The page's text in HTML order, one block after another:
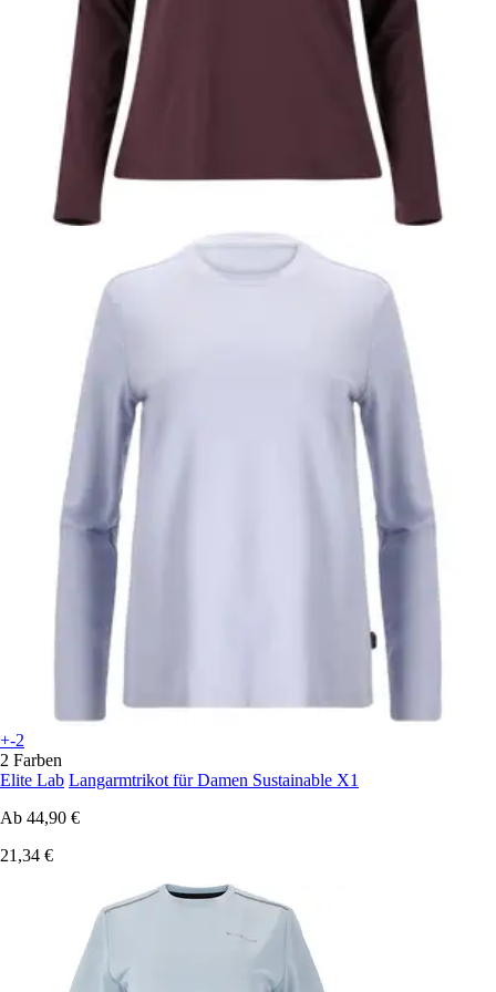
+-2
2 Farben
Elite Lab Langarmtrikot für Damen Sustainable X1
Ab 44,90 €
21,34 €